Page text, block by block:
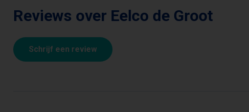
Reviews over Eelco de Groot
Schrijf een review